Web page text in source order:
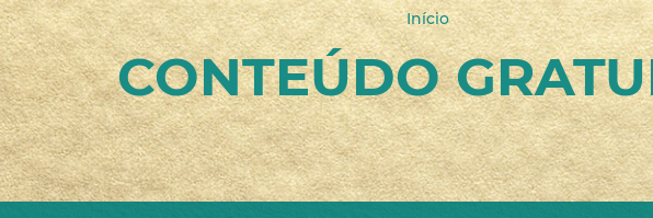
passou
Mensagens de Luz
Quiz
Karma
E-Books Gratuitos
Flash Meditation: 7
Meditações gratuitas
Desafio de 7 dias gratuito -
A Ponte
Início
CONTEÚDO